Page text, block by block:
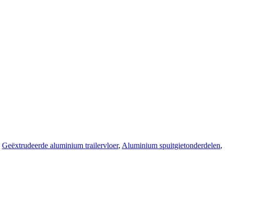
Geëxtrudeerde aluminium trailervloer, Aluminium spuitgietonderdelen,